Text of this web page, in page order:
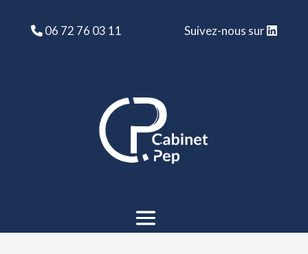
06 72 76 03 11 Suivez-nous sur